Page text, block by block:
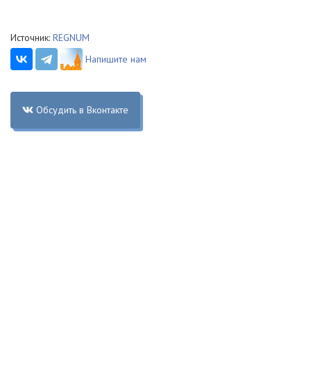
Источник: REGNUM
Напишите нам
Обсудить в Вконтакте